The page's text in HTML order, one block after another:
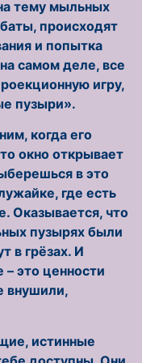
тему мыльных
происходят
и попытка
самом деле, все
игру,
пузыри».
когда его
окно открывает
в это
где есть
Оказывается, что
пузырях были
в грёзах. И
– это ценности
внушили,
истинные